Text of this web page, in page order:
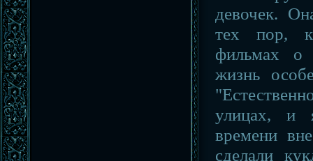
девочек.
тех пор,
фильмах о
жизнь
улицах, и
времени
сделали